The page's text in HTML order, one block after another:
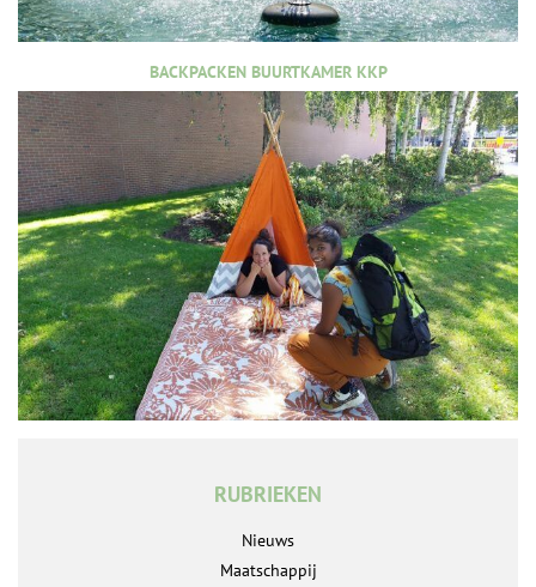
BACKPACKEN BUURTKAMER KKP
RUBRIEKEN
Nieuws
Maatschappij